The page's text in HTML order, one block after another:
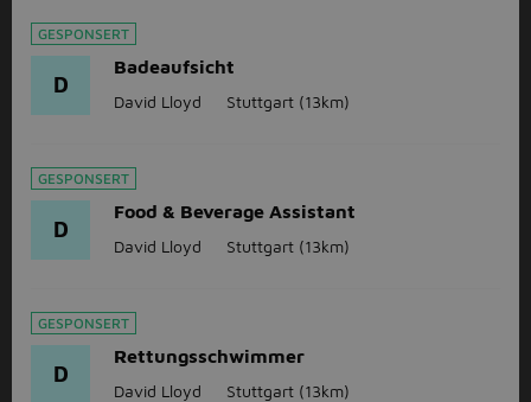
GESPONSERT
D
Badeaufsicht
David Lloyd Stuttgart (13km)
GESPONSERT
D
Food & Beverage Assistant
David Lloyd Stuttgart (13km)
GESPONSERT
D
Rettungsschwimmer
David Lloyd Stuttgart (13km)